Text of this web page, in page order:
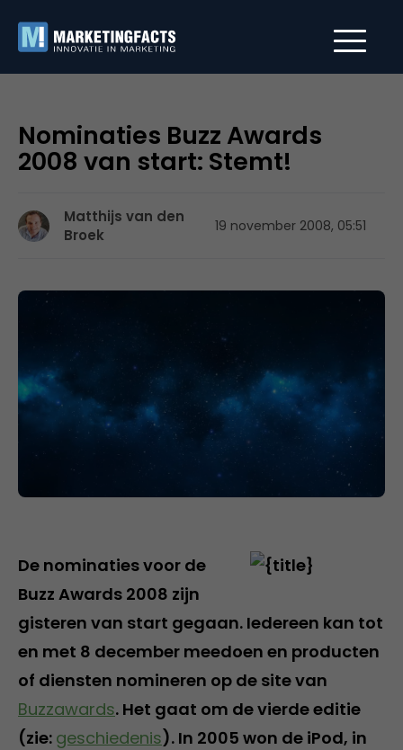
Nominaties Buzz Awards
2008 van start: Stemt!
Matthijs van den
Broek
19 november 2008, 05:51
De nominaties voor de
Buzz Awards 2008 zijn
gisteren van start gegaan. Iedereen kan tot
en met 8 december meedoen en producten
of diensten nomineren op de site van
Buzzawards. Het gaat om de vierde editie
(zie: geschiedenis). In 2005 won de iPod, in